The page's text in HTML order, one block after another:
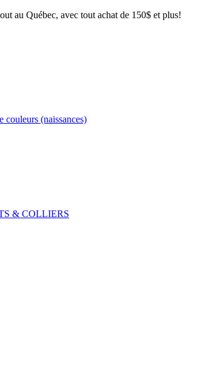
au Québec, avec tout achat de 150$ et plus!
couleurs (naissances)
& COLLIERS